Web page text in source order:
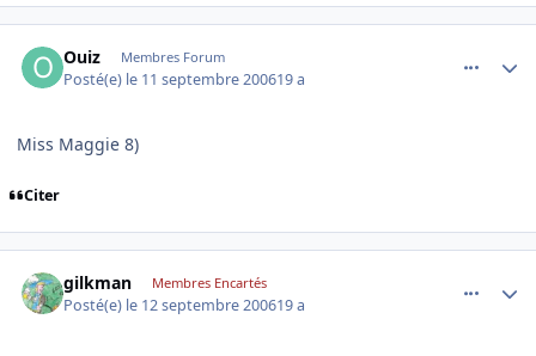
Ouiz Membres Forum
Posté(e) le 11 septembre 200619 a
Miss Maggie 8)
Citer
gilkman Membres Encartés
Posté(e) le 12 septembre 200619 a